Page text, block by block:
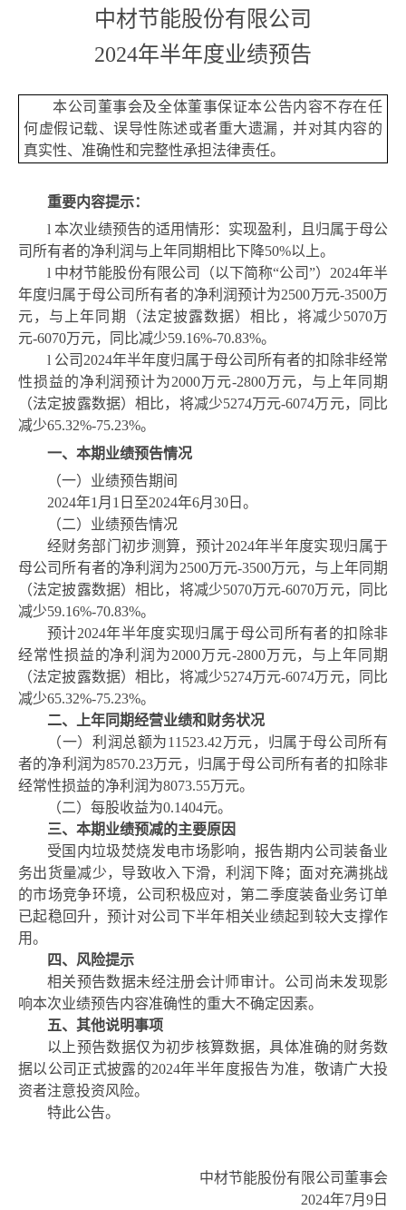
中材节能股份有限公司
2024年半年度业绩预告
本公司董事会及全体董事保证本公告内容不存在任
何虚假记载、误导性陈述或者重大遗漏，并对其内容的
真实性、准确性和完整性承担法律责任。
重要内容提示：
l 本次业绩预告的适用情形：实现盈利，且归属于母公
司所有者的净利润与上年同期相比下降50%以上。
l 中材节能股份有限公司（以下简称“公司”）2024年半
年度归属于母公司所有者的净利润预计为2500万元-3500万
元，与上年同期（法定披露数据）相比，将减少5070万
元-6070万元，同比减少59.16%-70.83%。
l 公司 2024年半年度归属于母公司所有者的扣除非经常
性损益的净利润预计为2000万元-2800万元，与上年同期
（法定披露数据）相比，将减少5274万元-6074万元，同比
减少65.32%-75.23%。
一、本期业绩预告情况
（一）业绩预告期间
2024年1月1日至2024年6月30日。
（二）业绩预告情况
经财务部门初步测算，预计2024年半年度实现归属于
母公司所有者的净利润为2500万元-3500万元，与上年同期
（法定披露数据）相比，将减少5070万元-6070万元，同比
减少59.16%-70.83%。
预计2024年半年度实现归属于母公司所有者的扣除非
经常性损益的净利润为2000万元-2800万元，与上年同期
（法定披露数据）相比，将减少5274万元-6074万元，同比
减少65.32%-75.23%。
二、上年同期经营业绩和财务状况
（一）利润总额为11523.42万元，归属于母公司所有
者的净利润为8570.23万元，归属于母公司所有者的扣除非
经常性损益的净利润为8073.55万元。
（二）每股收益为0.1404元。
三、本期业绩预减的主要原因
受国内垃圾焚烧发电市场影响，报告期内公司装备业
务出货量减少，导致收入下滑，利润下降；面对充满挑战
的市场竞争环境，公司积极应对，第二季度装备业务订单
已起稳回升，预计对公司下半年相关业绩起到较大支撑作
用。
四、风险提示
相关预告数据未经注册会计师审计。公司尚未发现影
响本次业绩预告内容准确性的重大不确定因素。
五、其他说明事项
以上预告数据仅为初步核算数据，具体准确的财务数
据以公司正式披露的2024年半年度报告为准，敬请广大投
资者注意投资风险。
特此公告。
中材节能股份有限公司董事会
2024年7月9日